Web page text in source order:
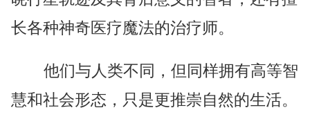
长各种神奇医疗魔法的治疗师。
他们与人类不同，但同样拥有高等智
慧和社会形态，只是更推崇自然的生活。